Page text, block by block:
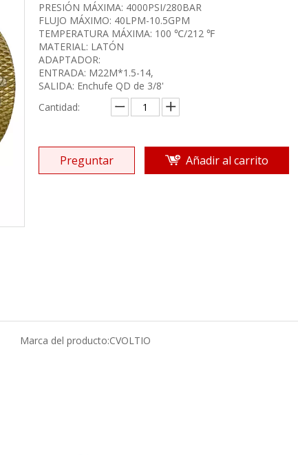
PRESIÓN MÁXIMA: 4000PSI/280BAR
FLUJO MÁXIMO: 40LPM-10.5GPM
TEMPERATURA MÁXIMA: 100 ℃/212 ℉
MATERIAL: LATÓN
ADAPTADOR:
ENTRADA: M22M*1.5-14,
SALIDA: Enchufe QD de 3/8'
Cantidad:
Preguntar Añadir al carrito
Marca del producto:CVOLTIO